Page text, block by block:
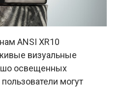
ANSI XR10
визуальные
освещенных
могут